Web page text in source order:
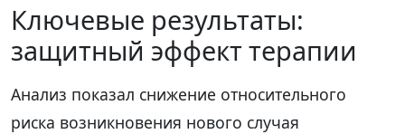
Ключевые результаты:
защитный эффект терапии
Анализ показал снижение относительного
риска возникновения нового случая